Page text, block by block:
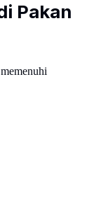
Pakan